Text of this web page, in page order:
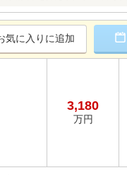
気に入りに追加
3,180
万円